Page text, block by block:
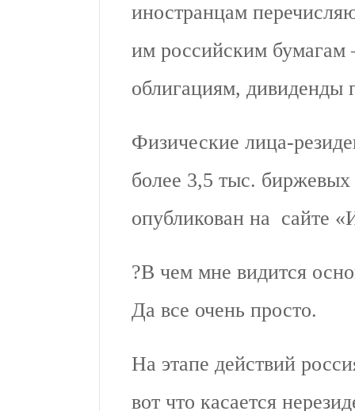
иностранцам
им российским
облигациям, дивиденды
Физические лица-
более 3,5 тыс.
опубликован на сайте
?В чем мне видится
Да все очень просто.
На этапе действий
вот что касается